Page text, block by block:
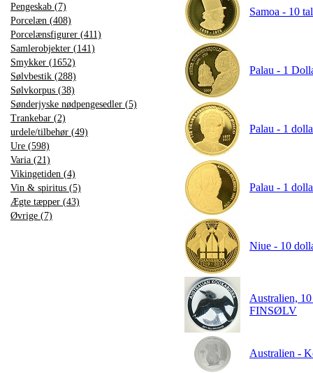
Pengeskab (7)
Porcelæn (408)
Porcelænsfigurer (411)
Samlerobjekter (141)
Smykker (1652)
Sølvbestik (288)
Sølvkorpus (38)
Sønderjyske nødpengesedler (5)
Trankebar (2)
urdele/tilbehør (49)
Ure (598)
Varia (21)
Vikingetiden (4)
Vin & spiritus (5)
Ægte tæpper (43)
Øvrige (7)
Samoa - 10
Palau - 1
Palau - 1
Palau - 1
Niue - 10
Australien,
FINSØLV
Australien -